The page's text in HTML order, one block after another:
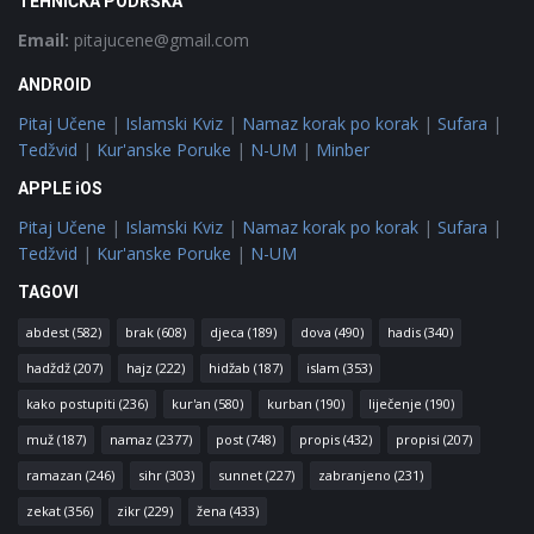
Email: pitajucene@gmail.com
ANDROID
Pitaj Učene | Islamski Kviz | Namaz korak po korak | Sufara |
Tedžvid | Kur'anske Poruke | N-UM | Minber
APPLE iOS
Pitaj Učene | Islamski Kviz | Namaz korak po korak | Sufara |
Tedžvid | Kur'anske Poruke | N-UM
TAGOVI
abdest (582) brak (608) djeca (189) dova (490) hadis (340)
hadždž (207) hajz (222) hidžab (187) islam (353)
kako postupiti (236) kur'an (580) kurban (190) liječenje (190)
muž (187) namaz (2377) post (748) propis (432) propisi (207)
ramazan (246) sihr (303) sunnet (227) zabranjeno (231)
zekat (356) zikr (229) žena (433)